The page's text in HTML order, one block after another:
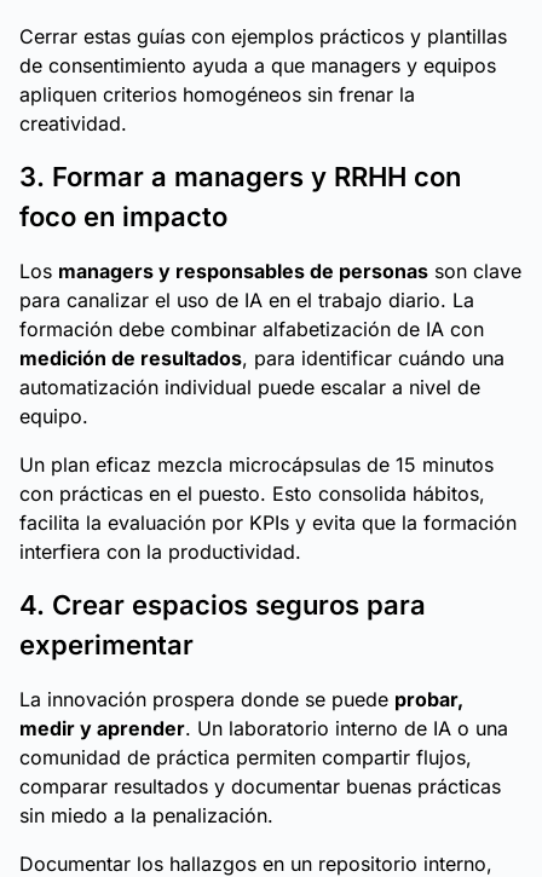
Cerrar estas guías con ejemplos prácticos y plantillas
de consentimiento ayuda a que managers y equipos
apliquen criterios homogéneos sin frenar la
creatividad.
3. Formar a managers y RRHH con
foco en impacto
Los managers y responsables de personas son clave
para canalizar el uso de IA en el trabajo diario. La
formación debe combinar alfabetización de IA con
medición de resultados, para identificar cuándo una
automatización individual puede escalar a nivel de
equipo.
Un plan eficaz mezcla microcápsulas de 15 minutos
con prácticas en el puesto. Esto consolida hábitos,
facilita la evaluación por KPIs y evita que la formación
interfiera con la productividad.
4. Crear espacios seguros para
experimentar
La innovación prospera donde se puede probar,
medir y aprender. Un laboratorio interno de IA o una
comunidad de práctica permiten compartir flujos,
comparar resultados y documentar buenas prácticas
sin miedo a la penalización.
Documentar los hallazgos en un repositorio interno,